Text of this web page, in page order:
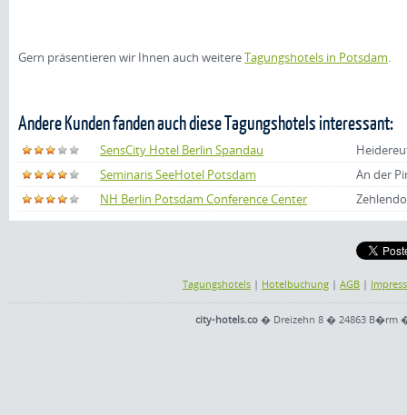
Gern präsentieren wir Ihnen auch weitereTagungshotels in Potsdam.
Andere Kunden fanden auch diese Tagungshotels interessant:
SensCity Hotel Berlin Spandau
Seminaris SeeHotel Potsdam
An der
NH Berlin Potsdam Conference Center
Tagungshotels | Hotelbuchung | AGB |
city-hotels.co� Dreizehn 8 � 24863 B�rm �